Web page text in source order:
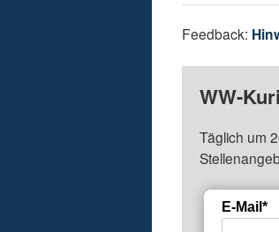
Feedback:
WW-
Täglich um
E-Mail*